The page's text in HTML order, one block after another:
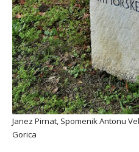
Janez Pirnat, Spomenik Antonu
Gorica